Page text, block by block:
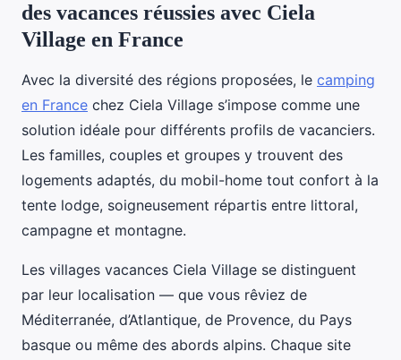
des vacances réussies avec Ciela
Village en France
Avec la diversité des régions proposées, le camping
en France chez Ciela Village s’impose comme une
solution idéale pour différents profils de vacanciers.
Les familles, couples et groupes y trouvent des
logements adaptés, du mobil-home tout confort à la
tente lodge, soigneusement répartis entre littoral,
campagne et montagne.
Les villages vacances Ciela Village se distinguent
par leur localisation — que vous rêviez de
Méditerranée, d’Atlantique, de Provence, du Pays
basque ou même des abords alpins. Chaque site